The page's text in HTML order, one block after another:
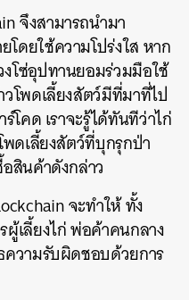
จึงสามารถนำมา
ดยใช้ความโปร่งใส หาก
โซ่อุปทานยอมร่วมมือใช้
โพดเลี้ยงสัตว์มีที่มาที่ไป
โคด เราจะรู้ได้ทันทีว่าไก่
พดเลี้ยงสัตว์ที่บุกรุกป่า
สินค้าดังกล่าว
จะทำให้ ทั้ง
เลี้ยงไก่ พ่อค้าคนกลาง
วามรับผิดชอบด้วยการ